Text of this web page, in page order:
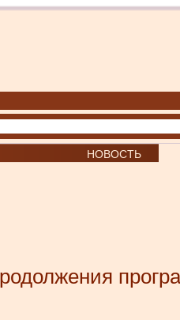
НОВОСТЬ